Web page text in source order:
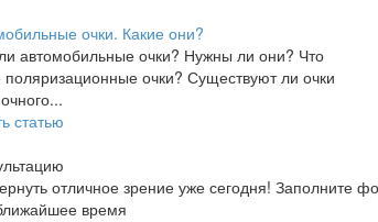
очки. Какие они?
автомобильные очки? Нужны ли они? Что
поляризационные очки? Существуют ли очки
статью
отличное зрение уже сегодня! Заполните
время